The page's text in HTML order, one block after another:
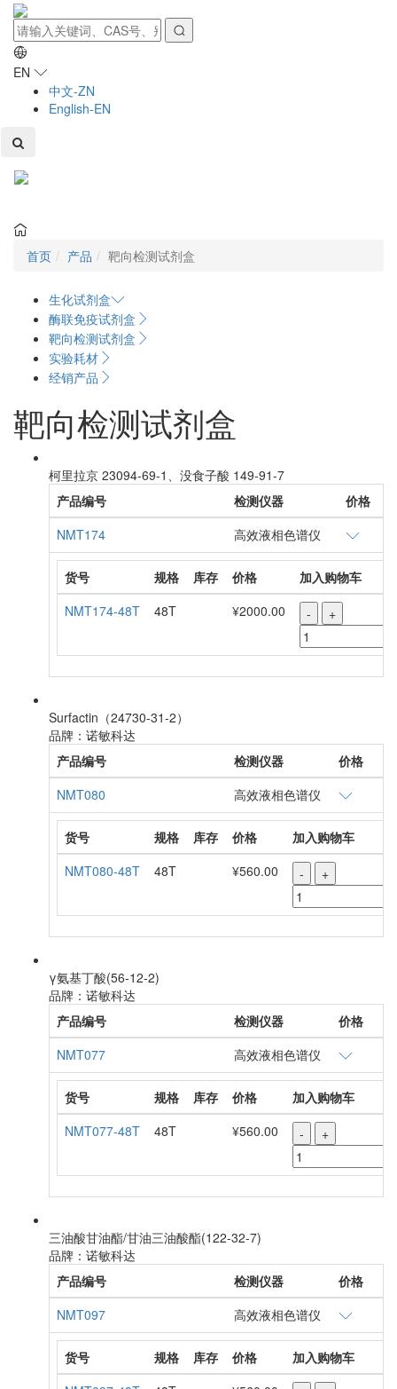
EN
中文-ZN
English-EN
首页 产品 靶向检测试剂盒
生化试剂盒
酶联免疫试剂盒
靶向检测试剂盒
实验耗材
经销产品
靶向检测试剂盒
柯里拉京 23094-69-1、没食子酸 149-91-7
产品编号
检测仪器
价格
NMT174
高效液相色谱仪
货号 规格 库存 价格
加入购物车
NMT174-48T
48T ¥2000.00 - +
Surfactin（24730-31-2）
品牌：诺敏科达
产品编号
检测仪器
价格
NMT080
高效液相色谱仪
货号 规格 库存 价格
加入购物车
NMT080-48T
48T ¥560.00 - +
γ氨基丁酸(56-12-2)
品牌：诺敏科达
产品编号
检测仪器
价格
NMT077
高效液相色谱仪
货号 规格 库存 价格
加入购物车
NMT077-48T
48T ¥560.00 - +
三油酸甘油酯/甘油三油酸酯(122-32-7)
品牌：诺敏科达
产品编号
检测仪器
价格
NMT097
高效液相色谱仪
货号 规格 库存 价格
加入购物车